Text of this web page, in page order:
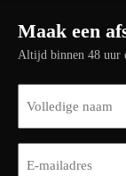
Maak een
Altijd binnen 48 uur